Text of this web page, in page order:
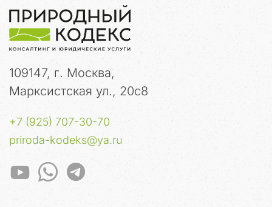
109147, г. Москва,
Марксистская ул., 20с8
+7 (925) 707-30-70
priroda-kodeks@ya.ru
С
р
а
з
х
о
ч
с
н